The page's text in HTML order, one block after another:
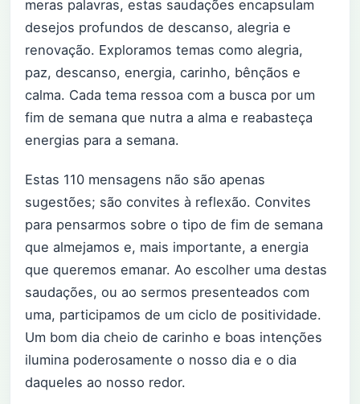
meras palavras, estas saudações encapsulam
desejos profundos de descanso, alegria e
renovação. Exploramos temas como alegria,
paz, descanso, energia, carinho, bênçãos e
calma. Cada tema ressoa com a busca por um
fim de semana que nutra a alma e reabasteça
energias para a semana.
Estas 110 mensagens não são apenas
sugestões; são convites à reflexão. Convites
para pensarmos sobre o tipo de fim de semana
que almejamos e, mais importante, a energia
que queremos emanar. Ao escolher uma destas
saudações, ou ao sermos presenteados com
uma, participamos de um ciclo de positividade.
Um bom dia cheio de carinho e boas intenções
ilumina poderosamente o nosso dia e o dia
daqueles ao nosso redor.